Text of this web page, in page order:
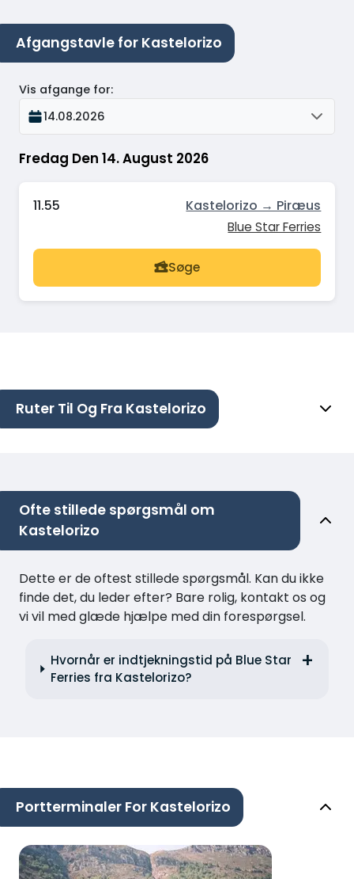
Afgangstavle for Kastelorizo
Fredag Den 14. August 2026
Vis afgange for:
14.08.2026
11.55 Kastelorizo → Piræus
Blue Star Ferries
Søge
Ruter Til Og Fra Kastelorizo
Ofte stillede spørgsmål om
Kastelorizo
Dette er de oftest stillede spørgsmål. Kan du ikke
finde det, du leder efter? Bare rolig, kontakt os og
vi vil med glæde hjælpe med din forespørgsel.
Hvornår er indtjekningstid på Blue Star
Ferries fra Kastelorizo?
Portterminaler For Kastelorizo